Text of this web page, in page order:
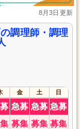
8月3日更新
調理師・調理
金 土 日
急募 急募 急募
募集 募集 募集